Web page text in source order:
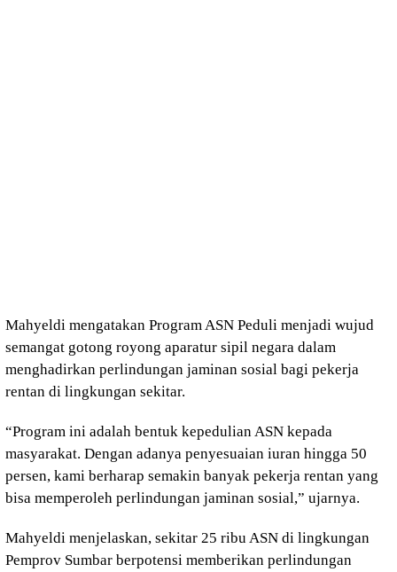
Mahyeldi mengatakan Program ASN Peduli menjadi wujud
semangat gotong royong aparatur sipil negara dalam
menghadirkan perlindungan jaminan sosial bagi pekerja
rentan di lingkungan sekitar.
“Program ini adalah bentuk kepedulian ASN kepada
masyarakat. Dengan adanya penyesuaian iuran hingga 50
persen, kami berharap semakin banyak pekerja rentan yang
bisa memperoleh perlindungan jaminan sosial,” ujarnya.
Mahyeldi menjelaskan, sekitar 25 ribu ASN di lingkungan
Pemprov Sumbar berpotensi memberikan perlindungan